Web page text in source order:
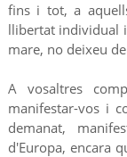
fins i tot, a
llibertat individual
mare, no deixeu
A vosaltres
manifestar-vos i
demanat,
d'Europa, encara